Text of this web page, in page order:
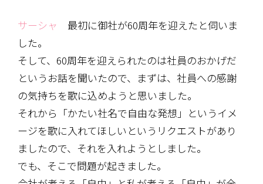
サーシャ 最初に御社が60周年を迎えたと伺いま
した。
そして、60周年を迎えられたのは社員のおかげだ
というお話を聞いたので、まずは、社員への感謝
の気持ちを歌に込めようと思いました。
それから「かたい社名で自由な発想」というイメ
ージを歌に入れてほしいというリクエストがあり
ましたので、それを入れようとしました。
でも、そこで問題が起きました。